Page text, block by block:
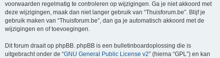
voorwaarden regelmatig te controleren op wijzigingen. Ga je niet akkoord met
deze wijzigingen, maak dan niet langer gebruik van “Thuisforum.be”. Blijf je
gebruik maken van “Thuisforum.be”, dan ga je automatisch akkoord met de
wijzigingen en of toevoegingen.
Dit forum draait op phpBB. phpBB is een bulletinboardoplossing die is
uitgebracht onder de “GNU General Public License v2” (hierna “GPL”) en kan